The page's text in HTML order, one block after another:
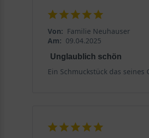
Von: Familie Neuhauser
Am: 09.04.2025
Unglaublich schön
Ein Schmuckstück das